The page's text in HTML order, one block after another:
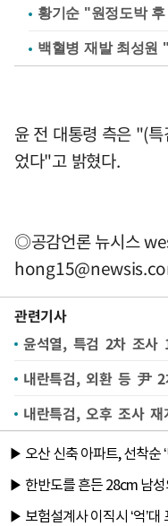
황기순 "원정도박
백혈병 재발 최성원
윤 전 대통령 측은 "(
었다"고 밝혔다.
◎공감언론 뉴시스
관련기사
내란특검, 외환 등 尹